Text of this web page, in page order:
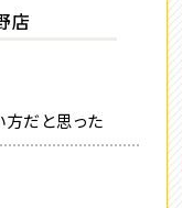
店
だと思った